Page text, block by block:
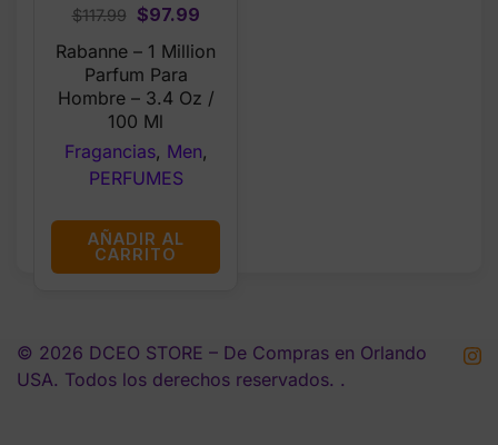
$117.99
Original
price
was:
$117.99.
$97.99Current
$97.99.
Rabanne – 1 Million
Parfum Para
Hombre – 3.4 Oz /
100 Ml
Fragancias, Men,
PERFUMES
AÑADIR AL
CARRITO
© 2026 DCEO STORE – De Compras en Orlando
USA. Todos los derechos reservados. .